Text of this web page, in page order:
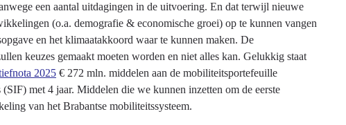
een aantal uitdagingen in de uitvoering. En dat terwijl nieuwe
(o.a. demografie & economische groei) op te kunnen vangen
en het klimaatakkoord waar te kunnen maken. De
keuzes gemaakt moeten worden en niet alles kan. Gelukkig staat
2025 € 272 mln. middelen aan de mobiliteitsportefeuille
met 4 jaar. Middelen die we kunnen inzetten om de eerste
van het Brabantse mobiliteitssysteem.